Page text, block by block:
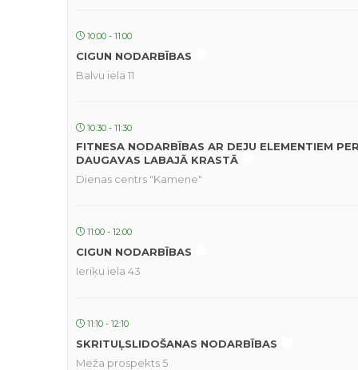
10:00 - 11:00
CIGUN NODARBĪBAS
Balvu iela 11
10:30 - 11:30
FITNESA NODARBĪBAS AR DEJU ELEMENTIEM
DAUGAVAS LABAJĀ KRASTĀ
Dienas centrs "Kamene"
11:00 - 12:00
CIGUN NODARBĪBAS
Ieriķu iela 43
11:10 - 12:10
SKRITUĻSLIDOŠANAS NODARBĪBAS
Meža prospekts 5